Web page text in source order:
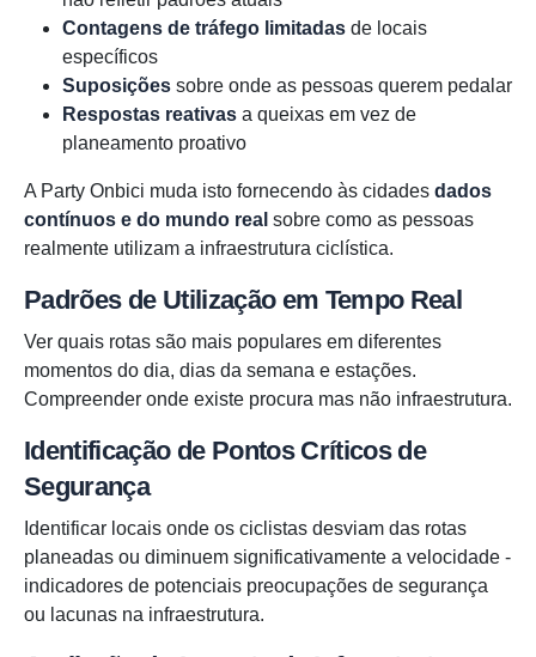
Contagens de tráfego limitadas de locais
específicos
Suposições sobre onde as pessoas querem pedalar
Respostas reativas a queixas em vez de
planeamento proativo
A Party Onbici muda isto fornecendo às cidades dados
contínuos e do mundo real sobre como as pessoas
realmente utilizam a infraestrutura ciclística.
Padrões de Utilização em Tempo Real
Ver quais rotas são mais populares em diferentes
momentos do dia, dias da semana e estações.
Compreender onde existe procura mas não infraestrutura.
Identificação de Pontos Críticos de
Segurança
Identificar locais onde os ciclistas desviam das rotas
planeadas ou diminuem significativamente a velocidade -
indicadores de potenciais preocupações de segurança
ou lacunas na infraestrutura.